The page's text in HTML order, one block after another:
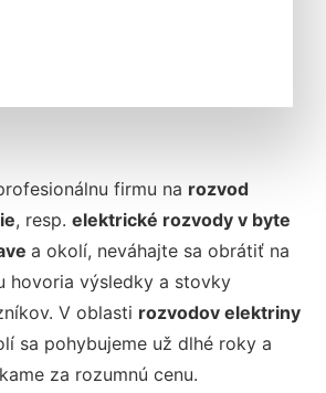
firmu na rozvod
, resp. elektrické rozvody v byte
a okolí, neváhajte sa obrátiť na
hovoria výsledky a stovky
V oblasti rozvodov elektriny
sa pohybujeme už dlhé roky a
za rozumnú cenu.